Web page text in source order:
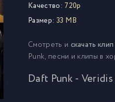
Качество: 720p
Размер: 33 MB
Смотреть и скачать
Punk, песни и клипы в
Daft Punk -